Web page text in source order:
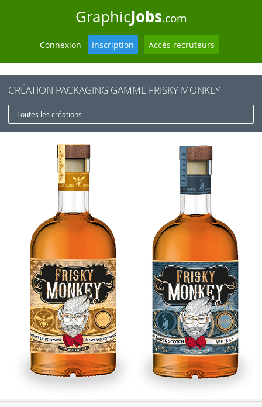
GraphicJobs.com
Connexion Inscription Accès recruteurs
CRÉATION PACKAGING GAMME FRISKY MONKEY
Toutes les créations